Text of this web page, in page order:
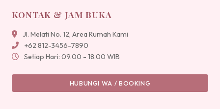
KONTAK & JAM BUKA
Jl. Melati No. 12, Area Rumah Kami
+62 812-3456-7890
Setiap Hari: 09.00 - 18.00 WIB
HUBUNGI WA / BOOKING